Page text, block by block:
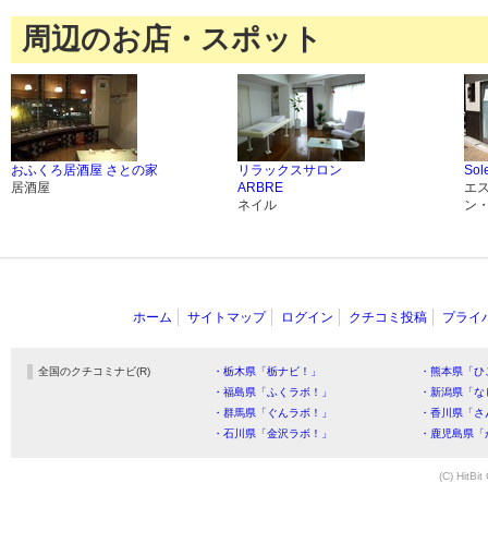
周辺のお店・スポット
おふくろ居酒屋 さとの家
居酒屋
リラックスサロン
ARBRE
ネイル
エ
ン
ホーム サイトマップ ログイン クチコミ投稿 プライ
全国のクチコミナビ(R) ・栃木県「栃ナビ！」
・熊本県「
・福島県「ふくラボ！」
・新潟県「
・群馬県「ぐんラボ！」
・香川県「
・石川県「金沢ラボ！」
・鹿児島県
(C) HitBit